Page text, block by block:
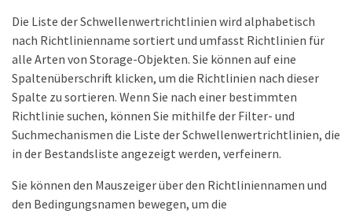
Die Liste der Schwellenwertrichtlinien wird alphabetisch
nach Richtlinienname sortiert und umfasst Richtlinien für
alle Arten von Storage-Objekten. Sie können auf eine
Spaltenüberschrift klicken, um die Richtlinien nach dieser
Spalte zu sortieren. Wenn Sie nach einer bestimmten
Richtlinie suchen, können Sie mithilfe der Filter- und
Suchmechanismen die Liste der Schwellenwertrichtlinien, die
in der Bestandsliste angezeigt werden, verfeinern.
Sie können den Mauszeiger über den Richtliniennamen und
den Bedingungsnamen bewegen, um die